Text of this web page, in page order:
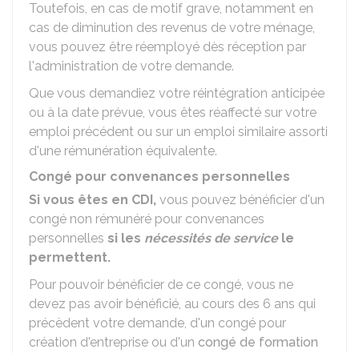
Toutefois, en cas de motif grave, notamment en
cas de diminution des revenus de votre ménage,
vous pouvez être réemployé dès réception par
l'administration de votre demande.
Que vous demandiez votre réintégration anticipée
ou à la date prévue, vous êtes réaffecté sur votre
emploi précédent ou sur un emploi similaire assorti
d'une rémunération équivalente.
Congé pour convenances personnelles
Si vous êtes en CDI, vous pouvez bénéficier d'un
congé non rémunéré pour convenances
personnelles si les nécessités de servicele
permettent.
Pour pouvoir bénéficier de ce congé, vous ne
devez pas avoir bénéficié, au cours des 6 ans qui
précèdent votre demande, d'un congé pour
création d'entreprise ou d'un congé de formation